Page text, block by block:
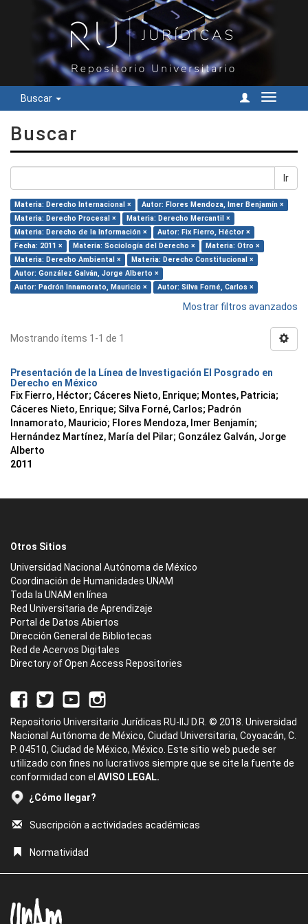
Buscar
Cambiar
Buscar
Ir
Materia: Derecho Internacional ×
Autor: Flores Mendoza, Imer Benjamín ×
Materia: Derecho Procesal ×
Materia: Derecho Mercantil ×
Materia: Derecho de la Información ×
Autor: Fix Fierro, Héctor ×
Fecha: 2011 ×
Materia: Sociología del Derecho ×
Materia: Otro ×
Materia: Derecho Ambiental ×
Materia: Derecho Constitucional ×
Autor: González Galván, Jorge Alberto ×
Autor: Padrón Innamorato, Mauricio ×
Autor: Silva Forné, Carlos ×
Mostrar filtros avanzados
Mostrando ítems 1-1 de 1
Presentación de la Línea de Investigación El Posgrado en
Derecho en México
Fix Fierro, Héctor; Cáceres Nieto, Enrique; Montes, Patricia;
Cáceres Nieto, Enrique; Silva Forné, Carlos; Padrón
Innamorato, Mauricio; Flores Mendoza, Imer Benjamín;
Hernández Martínez, María del Pilar; González Galván, Jorge
Alberto
2011
Otros Sitios
Universidad Nacional Autónoma de México
Coordinación de Humanidades UNAM
Toda la UNAM en línea
Red Universitaria de Aprendizaje
Portal de Datos Abiertos
Dirección General de Bibliotecas
Red de Acervos Digitales
Directory of Open Access Repositories
Repositorio Universitario Jurídicas RU-IIJ D.R. © 2018. Universidad
Nacional Autónoma de México, Ciudad Universitaria, Coyoacán, C.
P. 04510, Ciudad de México, México. Este sitio web puede ser
utilizado con fines no lucrativos siempre que se cite la fuente de
conformidad con el AVISO LEGAL.
¿Cómo llegar?
Suscripción a actividades académicas
Normatividad